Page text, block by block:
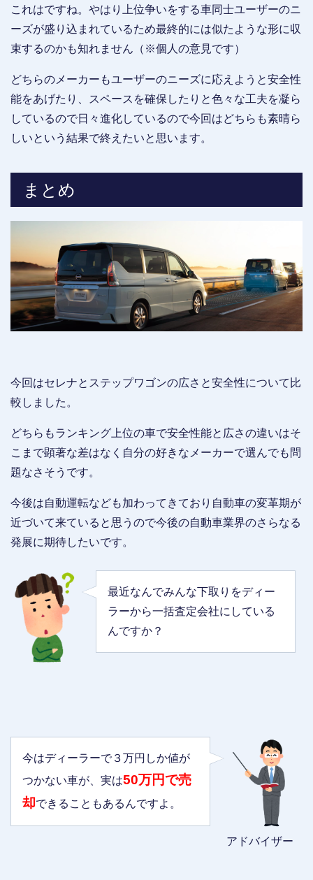
これはですね。やはり上位争いをする車同士ユーザーのニ
ーズが盛り込まれているため最終的には似たような形に収
束するのかも知れません（※個人の意見です）
どちらのメーカーもユーザーのニーズに応えようと安全性
能をあげたり、スペースを確保したりと色々な工夫を凝ら
しているので日々進化しているので今回はどちらも素晴ら
しいという結果で終えたいと思います。
まとめ
今回はセレナとステップワゴンの広さと安全性について比
較しました。
どちらもランキング上位の車で安全性能と広さの違いはそ
こまで顕著な差はなく自分の好きなメーカーで選んでも問
題なさそうです。
今後は自動運転なども加わってきており自動車の変革期が
近づいて来ていると思うので今後の自動車業界のさらなる
発展に期待したいです。
最近なんでみんな下取りをディー
ラーから一括査定会社にしている
んですか？
アドバイザー
今はディーラーで３万円しか値が
つかない車が、実は50万円で売
却できることもあるんですよ。